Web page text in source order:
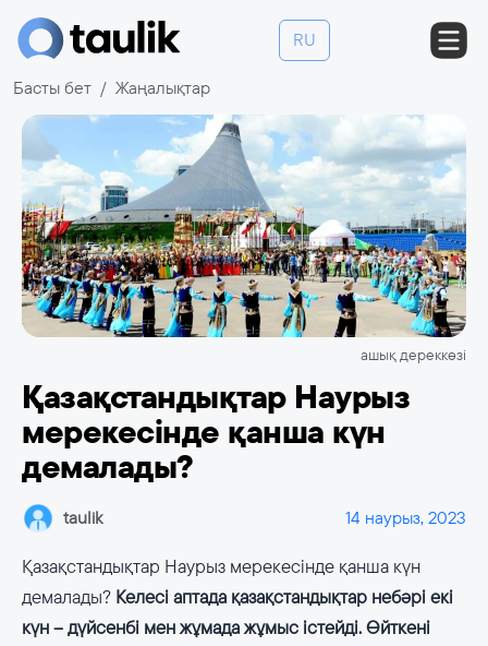
RU
Басты бет Жаңалықтар
ашық дереккөзі
Қазақстандықтар Наурыз
мерекесінде қанша күн
демалады?
taulik 14 наурыз, 2023
Қазақстандықтар Наурыз мерекесінде қанша күн
демалады? Келесі аптада қазақстандықтар небәрі екі
күн – дүйсенбі мен жұмада жұмыс істейді. Өйткені